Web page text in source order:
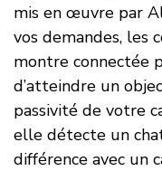
mis en œuvre par
vos demandes, les
montre connectée
d’atteindre un
passivité de votre
elle détecte un
différence avec un